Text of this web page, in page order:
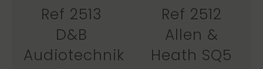
Ref 2513
D&B
Audiotechnik
Ref 2512
Allen &
Heath SQ5